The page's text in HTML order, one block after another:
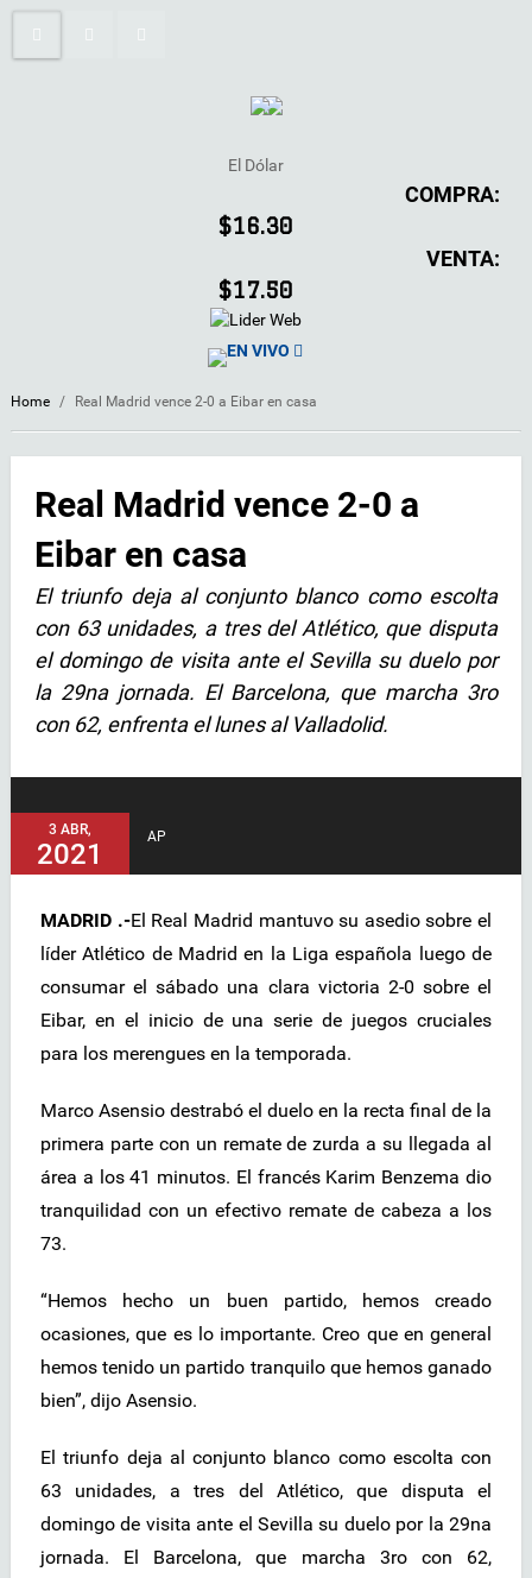
El Dólar
COMPRA:
$16.30
VENTA:
$17.50
EN VIVO
Home / Real Madrid vence 2-0 a Eibar en casa
Real Madrid vence 2-0 a
Eibar en casa
El triunfo deja al conjunto blanco como escolta
con 63 unidades, a tres del Atlético, que disputa
el domingo de visita ante el Sevilla su duelo por
la 29na jornada. El Barcelona, que marcha 3ro
con 62, enfrenta el lunes al Valladolid.
3 ABR,
2021
AP
MADRID .-El Real Madrid mantuvo su asedio sobre el
líder Atlético de Madrid en la Liga española luego de
consumar el sábado una clara victoria 2-0 sobre el
Eibar, en el inicio de una serie de juegos cruciales
para los merengues en la temporada.
Marco Asensio destrabó el duelo en la recta final de la
primera parte con un remate de zurda a su llegada al
área a los 41 minutos. El francés Karim Benzema dio
tranquilidad con un efectivo remate de cabeza a los
73.
“Hemos hecho un buen partido, hemos creado
ocasiones, que es lo importante. Creo que en general
hemos tenido un partido tranquilo que hemos ganado
bien”, dijo Asensio.
El triunfo deja al conjunto blanco como escolta con
63 unidades, a tres del Atlético, que disputa el
domingo de visita ante el Sevilla su duelo por la 29na
jornada. El Barcelona, que marcha 3ro con 62,